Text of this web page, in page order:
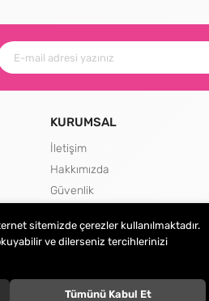
KURUMSAL
İletişim
Hakkımızda
Güvenlik
Kargo Seçenekleri
sitemizde çerezler kullanılmaktadır.
ve dilerseniz tercihlerinizi
Tümünü Kabul Et